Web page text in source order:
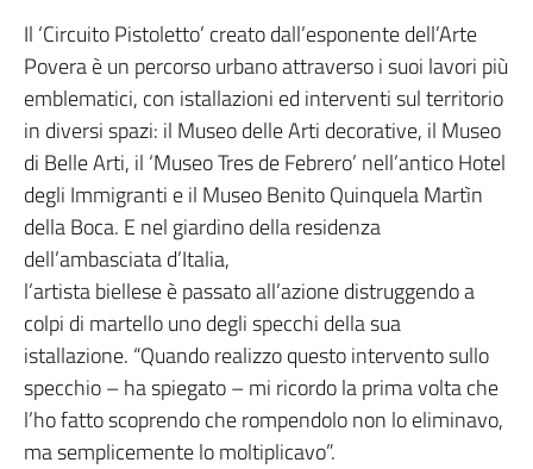
Il ‘Circuito Pistoletto’ creato dall’esponente dell’Arte
Povera è un percorso urbano attraverso i suoi lavori più
emblematici, con istallazioni ed interventi sul territorio
in diversi spazi: il Museo delle Arti decorative, il Museo
di Belle Arti, il ‘Museo Tres de Febrero’ nell’antico Hotel
degli Immigranti e il Museo Benito Quinquela Martìn
della Boca. E nel giardino della residenza
dell’ambasciata d’Italia,
l’artista biellese è passato all’azione distruggendo a
colpi di martello uno degli specchi della sua
istallazione. “Quando realizzo questo intervento sullo
specchio – ha spiegato – mi ricordo la prima volta che
l’ho fatto scoprendo che rompendolo non lo eliminavo,
ma semplicemente lo moltiplicavo”.